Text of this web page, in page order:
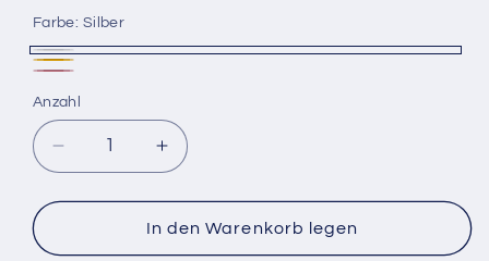
Farbe: Silber
Silber
Gold
Anzahl
Anzahl
Verringere
die
Menge
Dubbeglas
Erhöhe
die
Menge
für
Dubbeglas
In den Warenkorb legen